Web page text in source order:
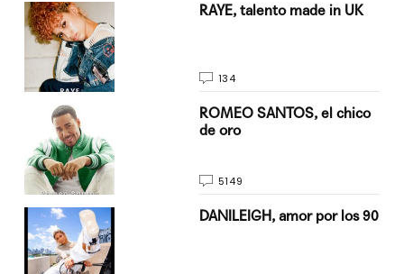
RAYE, talento made in UK
134
ROMEO SANTOS, el chico
de oro
5149
DANILEIGH, amor por los 90